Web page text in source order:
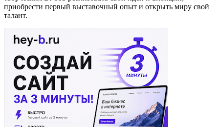
приобрести первый выставочный опыт и открыть миру свой
талант.